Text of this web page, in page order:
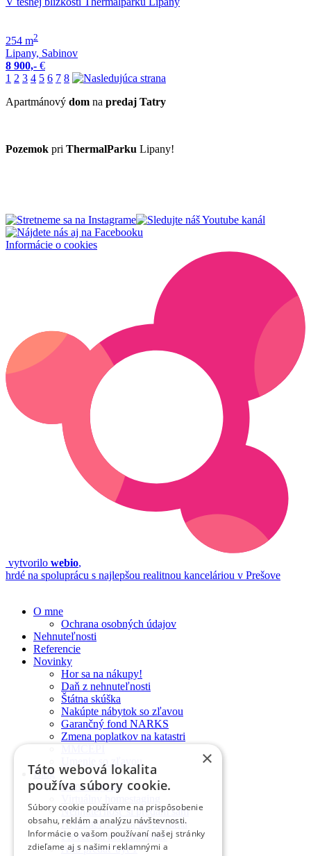
254 m2
Lipany, Sabinov
8 900,- €
1 2 3 4 5 6 7 8
Apartmánový dom na predaj Tatry
Pozemok pri ThermalParku Lipany!
Informácie o cookies
vytvorilo webio,
hrdé na spoluprácu s najlepšou realitnou kanceláriou v Prešove
O mne
Ochrana osobných údajov
Nehnuteľnosti
Referencie
Novinky
Hor sa na nákupy!
Daň z nehnuteľnosti
Štátna skúška
Nakúpte nábytok so zľavou
Garančný fond NARKS
Zmena poplatkov na katastri
Blog
Homestaging
Nehnuteľnosť si predám sám
Nehnuteľnosť sa predá sama
Preverená nehnuteľnosť
Ako predať byt 1
×
Táto webová lokalita
používa súbory cookie.
Súbory cookie používame na prispôsobenie
obsahu, reklám a analýzu návštevnosti.
Informácie o vašom používaní našej stránky
zdieľame aj s našimi reklamnými a